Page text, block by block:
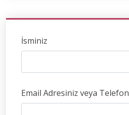
İsminiz
Email Adresiniz veya Telefon